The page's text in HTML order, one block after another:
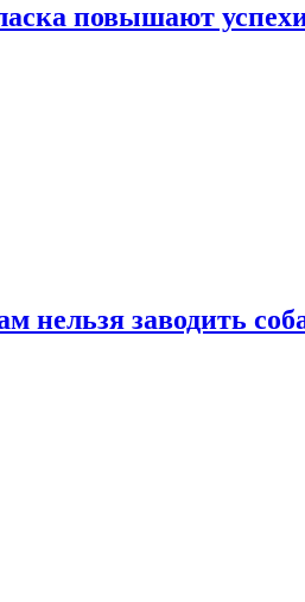
повышают
нельзя заводить